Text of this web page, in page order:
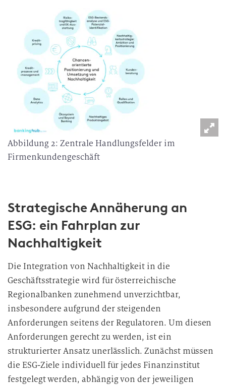
Abbildung 2: Zentrale Handlungsfelder im
Firmenkundengeschäft
Strategische Annäherung an
ESG: ein Fahrplan zur
Nachhaltigkeit
Die Integration von Nachhaltigkeit in die
Geschäftsstrategie wird für österreichische
Regionalbanken zunehmend unverzichtbar,
insbesondere aufgrund der steigenden
Anforderungen seitens der Regulatoren. Um diesen
Anforderungen gerecht zu werden, ist ein
strukturierter Ansatz unerlässlich. Zunächst müssen
die ESG-Ziele individuell für jedes Finanzinstitut
festgelegt werden, abhängig von der jeweiligen